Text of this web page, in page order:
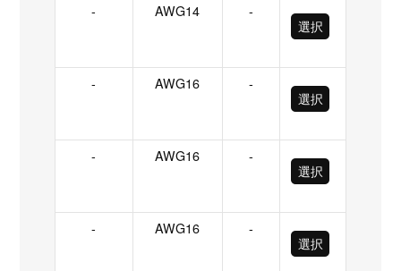
- AWG14
-
選択
- AWG16
-
選択
- AWG16
-
選択
- AWG16
-
選択